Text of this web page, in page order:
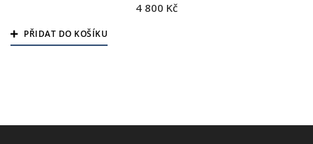
4 800 Kč
PŘIDAT DO KOŠÍKU